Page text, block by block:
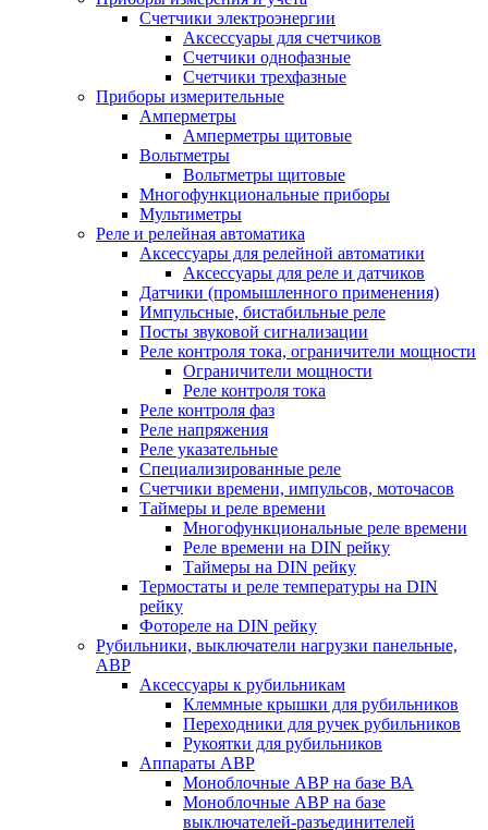
Счетчики электроэнергии
Аксессуары для счетчиков
Счетчики однофазные
Счетчики трехфазные
Приборы измерительные
Амперметры
Амперметры щитовые
Вольтметры
Вольтметры щитовые
Многофункциональные приборы
Мультиметры
Реле и релейная автоматика
Аксессуары для релейной автоматики
Аксессуары для реле и датчиков
Датчики (промышленного применения)
Импульсные, бистабильные реле
Посты звуковой сигнализации
Реле контроля тока, ограничители мощности
Ограничители мощности
Реле контроля тока
Реле контроля фаз
Реле напряжения
Реле указательные
Специализированные реле
Счетчики времени, импульсов, моточасов
Таймеры и реле времени
Многофункциональные реле времени
Реле времени на DIN рейку
Таймеры на DIN рейку
Термостаты и реле температуры на DIN
рейку
Фотореле на DIN рейку
Рубильники, выключатели нагрузки панельные,
АВР
Аксессуары к рубильникам
Клеммные крышки для рубильников
Переходники для ручек рубильников
Рукоятки для рубильников
Аппараты АВР
Моноблочные АВР на базе ВА
Моноблочные АВР на базе
выключателей-разъединителей